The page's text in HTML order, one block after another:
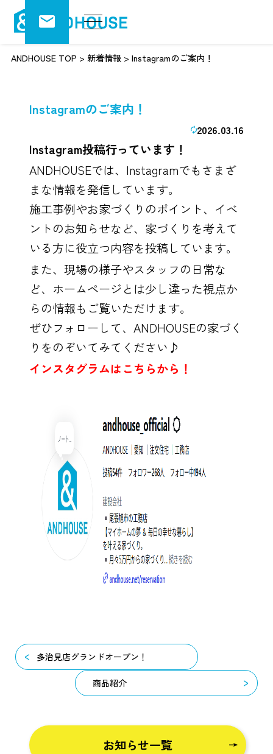
ANDHOUSE TOP > 新着情報 > Instagramのご案内！
Instagramのご案内！
2026.03.16
Instagram投稿行っています！
ANDHOUSEでは、Instagramでもさまざ
まな情報を発信しています。
施工事例やお家づくりのポイント、イベ
ントのお知らせなど、家づくりを考えて
いる方に役立つ内容を投稿しています。
また、現場の様子やスタッフの日常な
ど、ホームページとは少し違った視点か
らの情報もご覧いただけます。
ぜひフォローして、ANDHOUSEの家づく
りをのぞいてみてください♪
インスタグラムはこちらから！
多治見店グランドオープン！
商品紹介
お知らせ一覧